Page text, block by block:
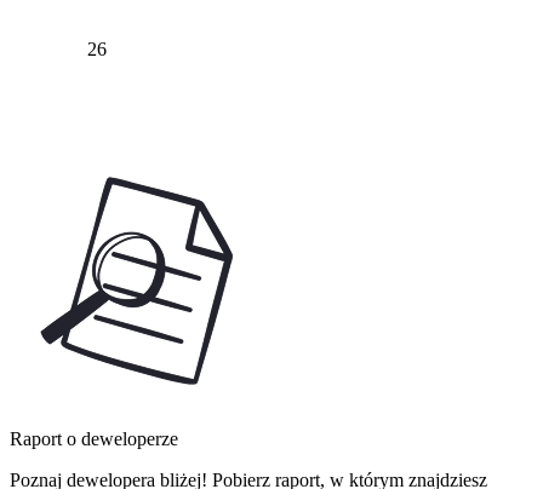
26
Raport o deweloperze
Poznaj dewelopera bliżej! Pobierz raport, w którym znajdziesz